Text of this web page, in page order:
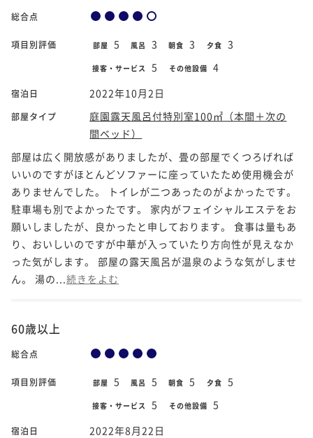
総合点
項目別評価 部屋 5 風呂 3 朝食 3 夕食 3
接客・サービス 5 その他設備 4
宿泊日 2022年10月2日
部屋タイプ
庭園露天風呂付特別室100㎡（本間＋次の
間ベッド）
部屋は広く開放感がありましたが、畳の部屋でくつろげれば
いいのですがほとんどソファーに座っていたため使用機会が
ありませんでした。 トイレが二つあったのがよかったです。
駐車場も別でよかったです。 家内がフェイシャルエステをお
願いしましたが、良かったと申しております。 食事は量もあ
り、おいしいのですが中華が入っていたり方向性が見えなか
った気がします。 部屋の露天風呂が温泉のような気がしませ
ん。 湯の... 続きをよむ
60歳以上
総合点
項目別評価 部屋 5 風呂 5 朝食 5 夕食 5
接客・サービス 5 その他設備 5
宿泊日 2022年8月22日